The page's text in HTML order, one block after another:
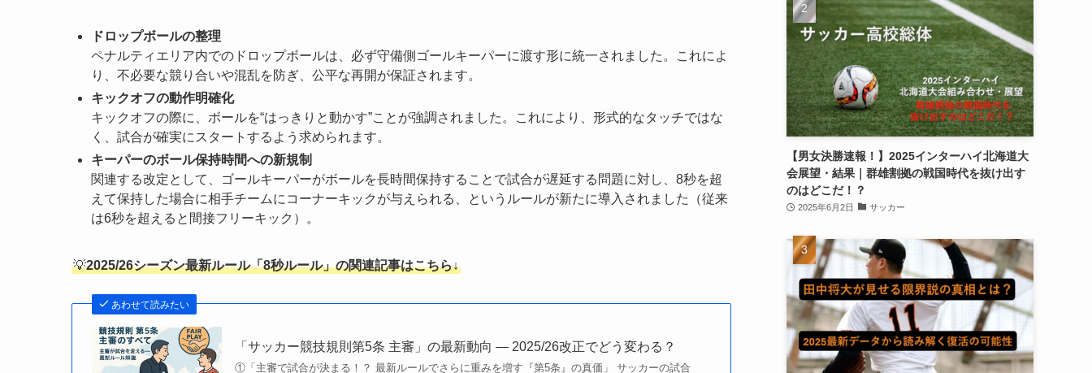
ドロップボールの整理
ペナルティエリア内でのドロップボールは、必ず守備側ゴールキーパーに渡す形に統一されました。これによ
り、不必要な競り合いや混乱を防ぎ、公平な再開が保証されます。
キックオフの動作明確化
キックオフの際に、ボールを“はっきりと動かす”ことが強調されました。これにより、形式的なタッチではな
く、試合が確実にスタートするよう求められます。
キーパーのボール保持時間への新規制
関連する改定として、ゴールキーパーがボールを長時間保持することで試合が遅延する問題に対し、8秒を超
えて保持した場合に相手チームにコーナーキックが与えられる、というルールが新たに導入されました（従来
は6秒を超えると間接フリーキック）。
💡2025/26シーズン最新ルール「8秒ルール」の関連記事はこちら↓
あわせて読みたい
「サッカー競技規則第5条 主審」の最新動向 ― 2025/26改正でどう変わる？
①「主審で試合が決まる！？ 最新ルールでさらに重みを増す『第5条』の真価」 サッカーの試合
【男女決勝速報！】2025インターハイ北海道大
会展望・結果｜群雄割拠の戦国時代を抜け出す
のはどこだ！？
2025年6月2日 サッカー